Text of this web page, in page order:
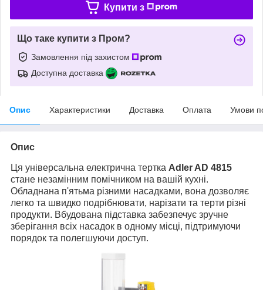
Купити з
Що таке купити з Пром?
Замовлення під захистом
Доступна доставка
Опис Характеристики Доставка Оплата Умови
Опис
Ця універсальна електрична тертка Adler AD 4815
стане незамінним помічником на вашій кухні.
Обладнана п'ятьма різними насадками, вона дозволяє
легко та швидко подрібнювати, нарізати та терти різні
продукти. Вбудована підставка забезпечує зручне
зберігання всіх насадок в одному місці, підтримуючи
порядок та полегшуючи доступ.